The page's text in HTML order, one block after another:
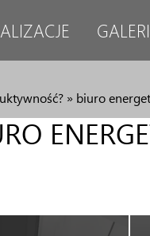
» biuro